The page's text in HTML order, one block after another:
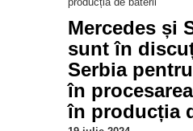
Mercedes și
sunt în
Serbia
în
în producția